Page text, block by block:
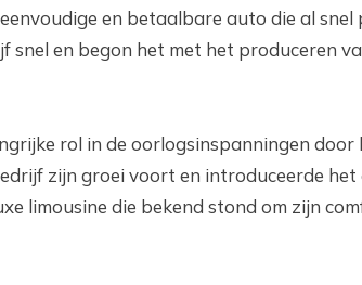
en betaalbare auto die al
en begon het met het produceren
rol in de oorlogsinspanningen door
zijn groei voort en introduceerde het
limousine die bekend stond om zijn